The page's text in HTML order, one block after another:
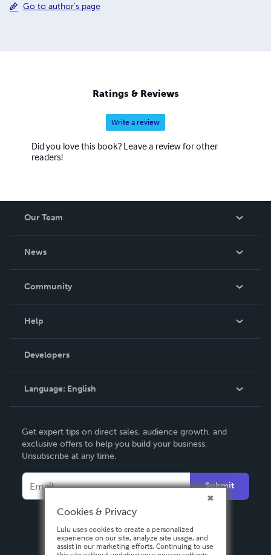
Go to author's page
Ratings & Reviews
Write a review
Did you love this book? Leave a review for other
readers!
Our Team
News
In The News
Community
Podcast
Help
Order Lookup
Knowledge Base
Contact Support
Developers
Language: English
Deutsch
Français
Español
Get expert tips on direct sales, audience growth, and
exclusive offers to help you build your business.
Unsubscribe at any time.
Submit
Cookies & Privacy
Lulu uses cookies to create a personalized
experience on our site, analyze site usage, and
assist in our marketing efforts. Continuing to use